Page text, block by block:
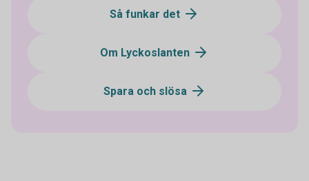
Så funkar det
Om Lyckoslanten
Spara och slösa